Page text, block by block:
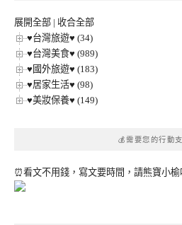
展開全部 | 收合全部
♥台灣旅遊♥ (34)
♥台灣美食♥ (989)
♥國外旅遊♥ (183)
♥居家生活♥ (98)
♥美妝保養♥ (149)
💰需要您的行動
⏰看文不用錢，寫文要時間，請熊寶小榆